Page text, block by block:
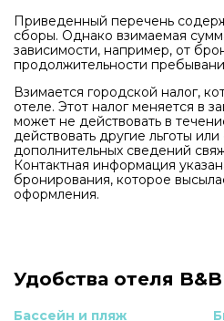
Приведенный перечень
сборы. Однако взимаемая
зависимости, например, от
продолжительности
Взимается городской налог,
отеле. Этот налог меняется в
может не действовать в
действовать другие льготы
дополнительных сведений
Контактная информация
бронирования, которое
оформления.
Удобства отеля
Бассейн и пляж